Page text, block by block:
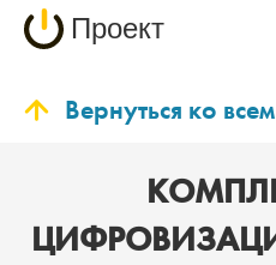
Проект
Вернуться ко